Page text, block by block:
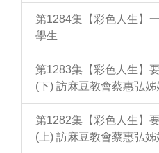
第1284集【彩色人生】
學生
第1283集【彩色人生】
(下) 訪麻豆教會蔡惠弘姊
第1282集【彩色人生】
(上) 訪麻豆教會蔡惠弘姊